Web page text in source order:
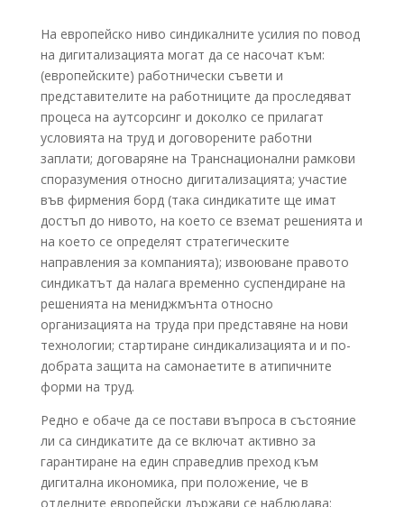
На европейско ниво синдикалните усилия по повод
на дигитализацията могат да се насочат към:
(европейските) работнически съвети и
представителите на работниците да проследяват
процеса на аутсорсинг и доколко се прилагат
условията на труд и договорените работни
заплати; договаряне на Транснационални рамкови
споразумения относно дигитализацията; участие
във фирмения борд (така синдикатите ще имат
достъп до нивото, на което се вземат решенията и
на което се определят стратегическите
направления за компанията); извоюване правото
синдикатът да налага временно суспендиране на
решенията на мениджмънта относно
организацията на труда при представяне на нови
технологии; стартиране синдикализацията и и по-
добрата защита на самонаетите в атипичните
форми на труд.
Редно е обаче да се постави въпроса в състояние
ли са синдикатите да се включат активно за
гарантиране на един справедлив преход към
дигитална икономика, при положение, че в
отделните европейски държави се наблюдава: